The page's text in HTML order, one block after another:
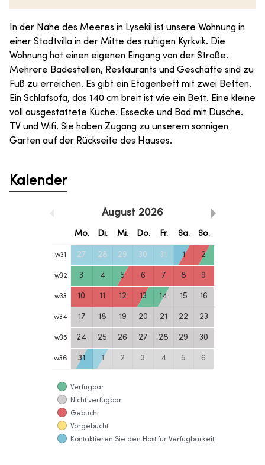
In der Nähe des Meeres in Lysekil ist unsere Wohnung in
einer Stadtvilla in der Mitte des ruhigen Kyrkvik. Die
Wohnung hat einen eigenen Eingang von der Straße.
Mehrere Badestellen, Restaurants und Geschäfte sind zu
Fuß zu erreichen. Es gibt ein Etagenbett mit zwei Betten.
Ein Schlafsofa, das 140 cm breit ist wie ein Bett. Eine kleine
voll ausgestattete Küche. Essecke und Bad mit Dusche.
TV und Wifi. Sie haben Zugang zu unserem sonnigen
Garten auf der Rückseite des Hauses.
Kalender
August 2026
Mo. Di. Mi. Do. Fr. Sa. So.
w31 27 28 29 30 31 1 2
w32 3 4 5 6 7 8 9
w33 10 11 12 13 14 15 16
w34 17 18 19 20 21 22 23
w35 24 25 26 27 28 29 30
w36 31 1 2 3 4 5 6
Verfügbar
Nicht verfügbar
Gebucht
Vorgebucht
Kontaktieren Sie den Host für Verfügbarkeit